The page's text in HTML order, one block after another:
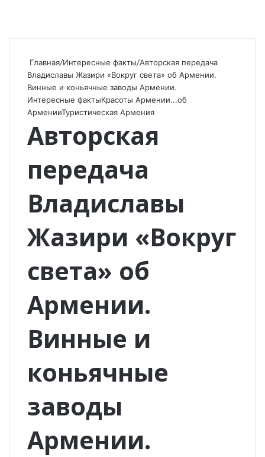
Главная/Интересные факты/Авторская передача
Владиславы Жазири «Вокруг света» об Армении.
Винные и коньячные заводы Армении.
Интересные фактыКрасоты Армении...об
АрменииТуристическая Армения
Авторская
передача
Владиславы
Жазири «Вокруг
света» об
Армении.
Винные и
коньячные
заводы
Армении.